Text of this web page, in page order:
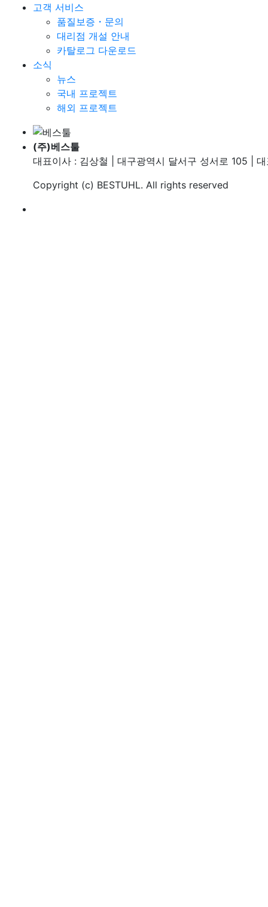
고객 서비스
품질보증・문의
대리점 개설 안내
카탈로그 다운로드
소식
뉴스
국내 프로젝트
해외 프로젝트
(주)베스툴
대표이사 : 김상철 | 대구광역시 달서구 성서로 105 |
Copyright (c) BESTUHL. All rights reserved